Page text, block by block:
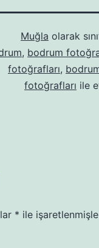
Muğla olarak
, bodrum
fotoğrafları,
fotoğrafları ile
* ile